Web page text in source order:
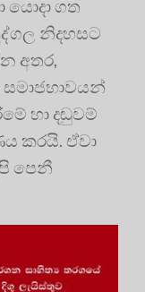
යොදා ගත
නිදහසට
අතර,
හා දඬුවම්
කරයි. ඒවා
පෙනී